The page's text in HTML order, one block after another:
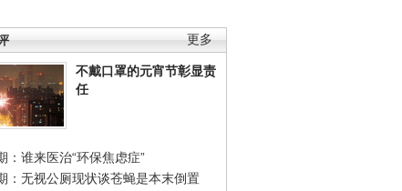
更多
不戴口罩的元宵节彰显责
任
：谁来医治“环保焦虑症”
：无视公厕现状谈苍蝇是本末倒置